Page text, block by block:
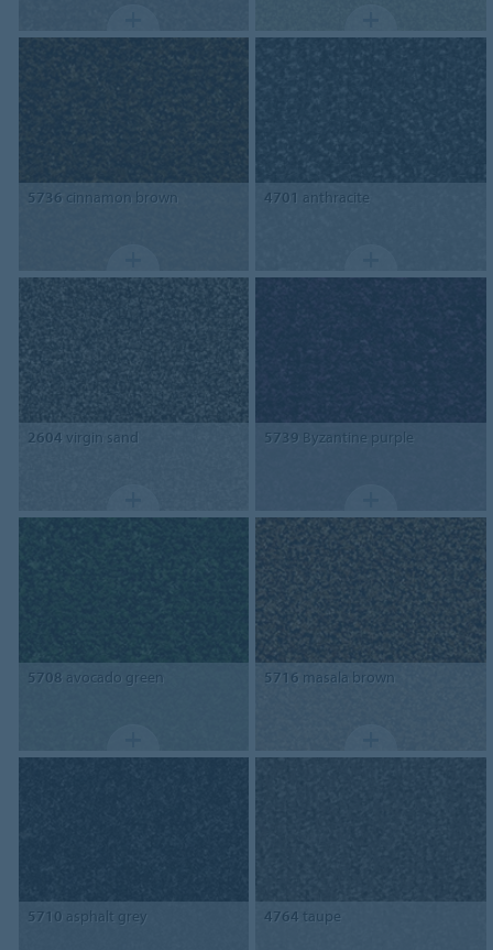
5736 cinnamon brown 4701 anthracite
2604 virgin sand 5739 Byzantine purple
5708 avocado green 5716 masala brown
5710 asphalt grey 4764 taupe